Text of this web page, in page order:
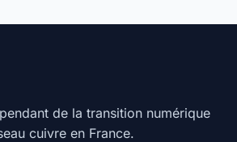
de la transition numérique
cuivre en France.